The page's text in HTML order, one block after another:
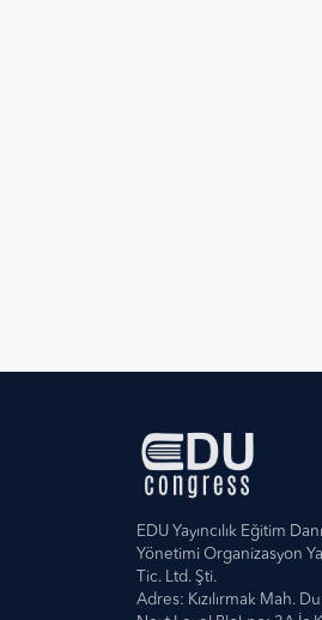
EDU Yayıncılık Eğitim
Yönetimi Organizasyon
Tic. Ltd. Şti.
Adres: Kızılırmak Mah.